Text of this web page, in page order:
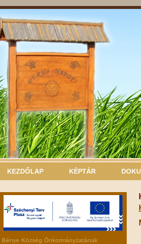
KEZDŐLAP KÉPTÁR
Bénye Község Önkormányzatának